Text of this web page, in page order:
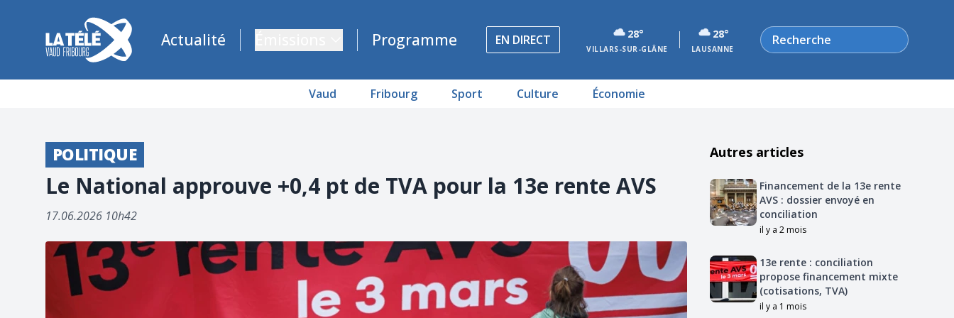
La Télé - Télévision régionale Vaud et Fribourg
Actualité Programme EN DIRECT 28°
VILLARS-SUR-GLÂNE
28°
LAUSANNE
Rechercher
Vaud Fribourg Sport Culture Économie
POLITIQUE
Le National approuve +0,4 pt de TVA pour la 13e rente AVS
17.06.2026 10h42
Autres articles
Financement de la 13e rente
AVS : dossier envoyé en
conciliation
il y a 2 mois
13e rente : conciliation
propose financement mixte
(cotisations, TVA)
il y a 1 mois